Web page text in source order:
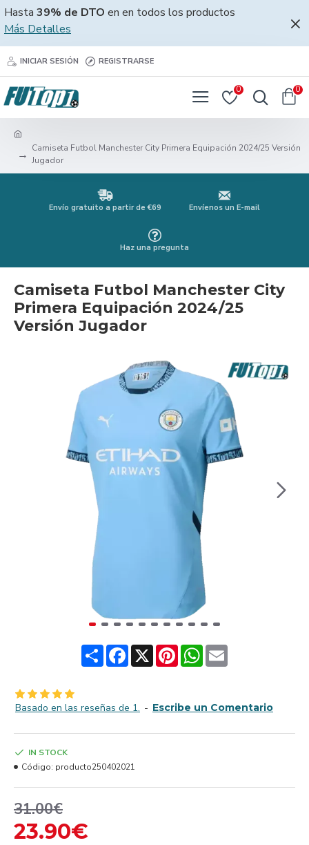
Hasta 39% de DTO en en todos los productos
Más Detalles
INICIAR SESIÓN REGISTRARSE
0 0
Camiseta Futbol Manchester City Primera Equipación 2024/25 Versión
Jugador
Envío gratuito a partir de €69 Envíenos un E-mail
Haz una pregunta
Camiseta Futbol Manchester City
Primera Equipación 2024/25
Versión Jugador
ShareFacebook
X PinterestWhatsApp
Email
Basado en las reseñas de 1. - Escribe un Comentario
23.90€
31.00€
IN STOCK
Código: producto250402021